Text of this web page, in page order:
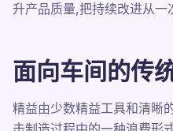
升产品质量,把持续改进从一
面向车间的传
精益由少数精益工具和清晰